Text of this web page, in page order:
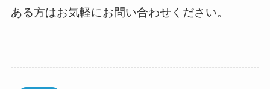
ある方はお気軽にお問い合わせください。